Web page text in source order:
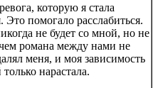
которую я стала
помогало расслабиться.
не будет со мной, но не
романа между нами не
меня, и моя зависимость
нарастала.